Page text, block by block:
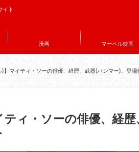
イト
漫画 マーベル映画
)】マイティ・ソーの俳優、経歴、武器(ハンマー)、登場
ティ・ソーの俳優、経